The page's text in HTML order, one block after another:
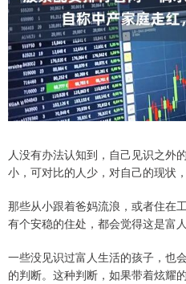
人没有办法认知到，自己见识之外
小，可对比的人少，对自己的现状
那些从小跟着爸妈流浪，或者住在
有个安稳的住处，都会觉得这是富人
一些没见识过富人生活的孩子，也
的判断。这种判断，如果带着炫耀